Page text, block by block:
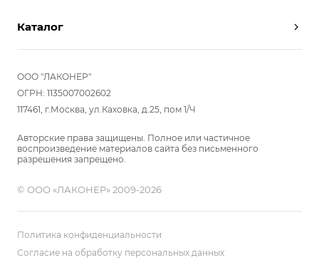
Отзывы
Вопрос-ответ
Вызвать дизайнера
Реализованные проекты
Комплектуем шкаф-купе
Каталог
Шкафы
Прихожие
Гостиные
Гардеробные
Детские
Кухни
Мебель в ванную
Распродажа
Двери и перегородки
Библиотеки, домашний офис
ООО "ЛАКОНЕР"
ОГРН: 1135007002602
117461, г.Москва, ул.Каховка, д.25, пом 1/Ч
Авторские права защищены. Полное или частичное
воспроизведение материалов сайта без письменного
разрешения запрещено.
© ООО «ЛАКОНЕР» 2009-2026
Политика конфиденциальности
Согласие на обработку персональных данных